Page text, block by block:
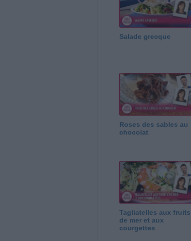
Salade grecque
Roses des sables au
chocolat
Tagliatelles aux fruits
de mer et aux
courgettes